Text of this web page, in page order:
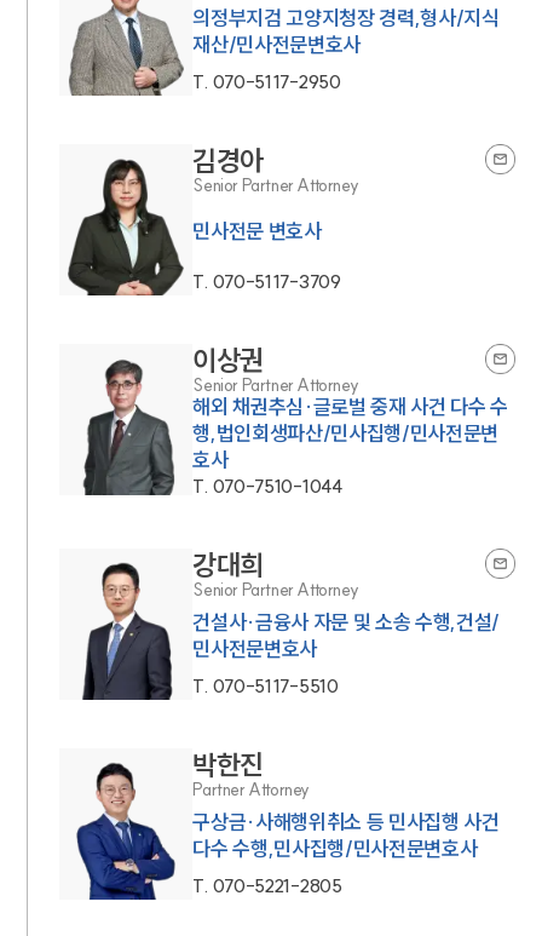
의정부지검 고양지청장 경력,형사/지식
재산/민사전문변호사
T. 070-5117-2950
김경아
Senior Partner Attorney
민사전문 변호사
T. 070-5117-3709
이상권
Senior Partner Attorney
해외 채권추심·글로벌 중재 사건 다수 수
행,법인회생파산/민사집행/민사전문변
호사
T. 070-7510-1044
강대희
Senior Partner Attorney
건설사·금융사 자문 및 소송 수행,건설/
민사전문변호사
T. 070-5117-5510
박한진
Partner Attorney
구상금·사해행위취소 등 민사집행 사건
다수 수행,민사집행/민사전문변호사
T. 070-5221-2805